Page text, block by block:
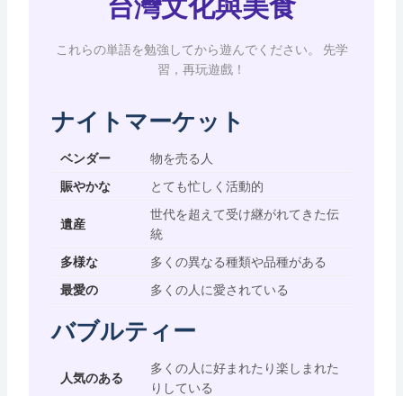
台灣文化與美食
これらの単語を勉強してから遊んでください。 先学
習，再玩遊戲！
ナイトマーケット
ベンダー
物を売る人
賑やかな
とても忙しく活動的
遺産
世代を超えて受け継がれてきた伝
統
多様な
多くの異なる種類や品種がある
最愛の
多くの人に愛されている
バブルティー
人気のある
多くの人に好まれたり楽しまれた
りしている